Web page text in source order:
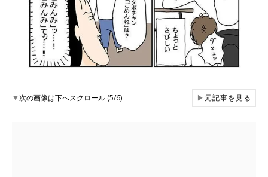
▼次の画像は下へスクロール (5/6) ▶元記事を見る